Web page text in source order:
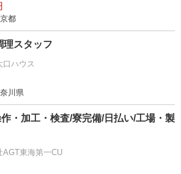
都
理スタッフ
口ハウス
川県
・加工・検査/寮完備/日払い/工場・製
AGT東海第一CU